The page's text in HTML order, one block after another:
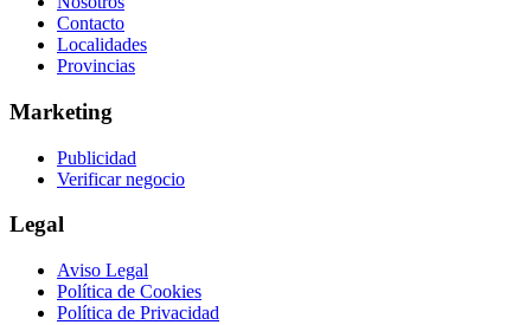
Contacto
Localidades
Provincias
Marketing
Publicidad
Verificar negocio
Legal
Aviso Legal
Política de Cookies
Política de Privacidad